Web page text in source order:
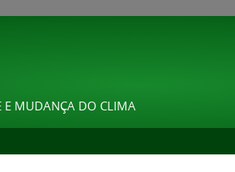
E MUDANÇA DO CLIMA